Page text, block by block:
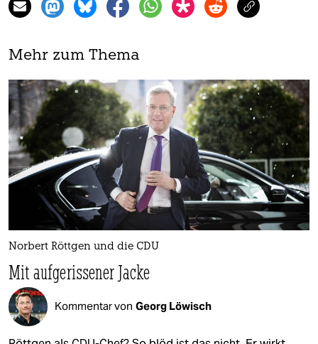
Mehr zum Thema
Norbert Röttgen und die CDU
Mit aufgerissener Jacke
Kommentar von Georg Löwisch